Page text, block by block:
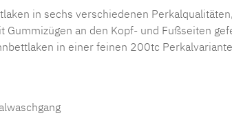
in sechs verschiedenen
Gummizügen an den Kopf- und Fußseiten
in einer feinen 200tc